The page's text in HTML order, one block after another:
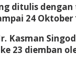
ditulis
24 Oktober
Kasman
23 diemban